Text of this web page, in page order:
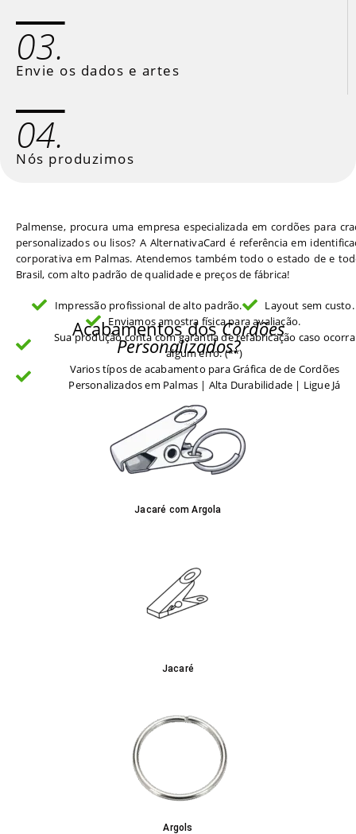
03.
Envie os dados e artes
04.
Nós produzimos
Palmense, procura uma empresa especializada em cordões para
personalizados ou lisos? A AlternativaCard é referência em
corporativa em Palmas. Atendemos também todo o estado de e
Brasil, com alto padrão de qualidade e preços de fábrica!
Impressão profissional de alto padrão.
Layout sem custo.
Enviamos amostra física para avaliação.
Sua produção conta com garantia de refabricação caso ocorra
algum erro. (**)
Varios típos de acabamento para Gráfica de de Cordões
Personalizados em Palmas | Alta Durabilidade | Ligue Já
Acabamentos dosCordões
Personalizados?
Jacaré com Argola
Jacaré
Argols